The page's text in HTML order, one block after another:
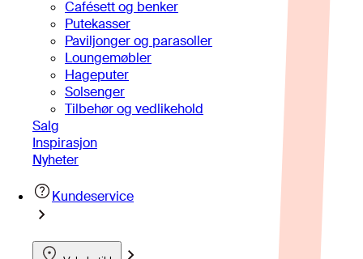
Cafésett og benker
Putekasser
Paviljonger og parasoller
Loungemøbler
Hageputer
Solsenger
Tilbehør og vedlikehold
Salg
Inspirasjon
Nyheter
Kundeservice